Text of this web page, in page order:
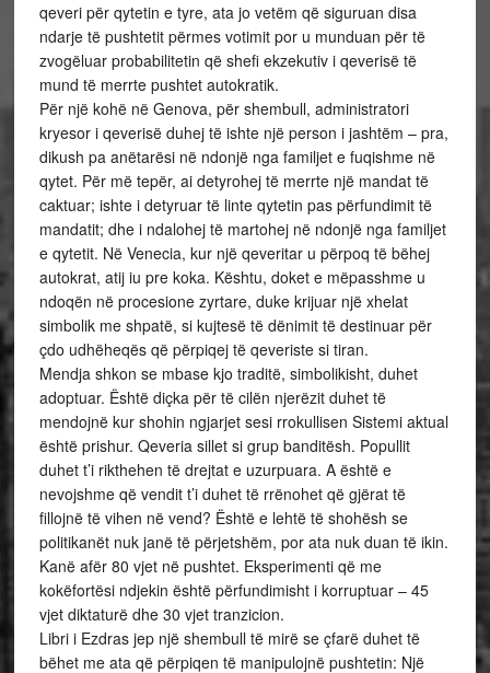
qeveri për qytetin e tyre, ata jo vetëm që siguruan disa
ndarje të pushtetit përmes votimit por u munduan për të
zvogëluar probabilitetin që shefi ekzekutiv i qeverisë të
mund të merrte pushtet autokratik.
Për një kohë në Genova, për shembull, administratori
kryesor i qeverisë duhej të ishte një person i jashtëm – pra,
dikush pa anëtarësi në ndonjë nga familjet e fuqishme në
qytet. Për më tepër, ai detyrohej të merrte një mandat të
caktuar; ishte i detyruar të linte qytetin pas përfundimit të
mandatit; dhe i ndalohej të martohej në ndonjë nga familjet
e qytetit. Në Venecia, kur një qeveritar u përpoq të bëhej
autokrat, atij iu pre koka. Kështu, doket e mëpasshme u
ndoqën në procesione zyrtare, duke krijuar një xhelat
simbolik me shpatë, si kujtesë të dënimit të destinuar për
çdo udhëheqës që përpiqej të qeveriste si tiran.
Mendja shkon se mbase kjo traditë, simbolikisht, duhet
adoptuar. Është diçka për të cilën njerëzit duhet të
mendojnë kur shohin ngjarjet sesi rrokullisen Sistemi aktual
është prishur. Qeveria sillet si grup banditësh. Popullit
duhet t’i rikthehen të drejtat e uzurpuara. A është e
nevojshme që vendit t’i duhet të rrënohet që gjërat të
fillojnë të vihen në vend? Është e lehtë të shohësh se
politikanët nuk janë të përjetshëm, por ata nuk duan të ikin.
Kanë afër 80 vjet në pushtet. Eksperimenti që me
kokëfortësi ndjekin është përfundimisht i korruptuar – 45
vjet diktaturë dhe 30 vjet tranzicion.
Libri i Ezdras jep një shembull të mirë se çfarë duhet të
bëhet me ata që përpiqen të manipulojnë pushtetin: Një